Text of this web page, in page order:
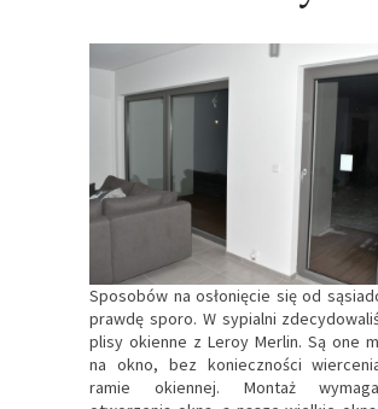
Sposobów na osłonięcie się od
prawdę sporo. W sypialni
plisy okienne z Leroy Merlin. Są one
na okno, bez konieczności
ramie okiennej. Montaż